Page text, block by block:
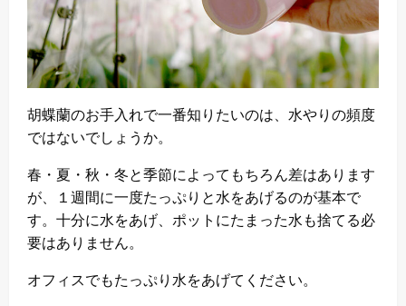
胡蝶蘭のお手入れで一番知りたいのは、水やりの頻度
ではないでしょうか。
春・夏・秋・冬と季節によってもちろん差はあります
が、１週間に一度たっぷりと水をあげるのが基本で
す。十分に水をあげ、ポットにたまった水も捨てる必
要はありません。
オフィスでもたっぷり水をあげてください。